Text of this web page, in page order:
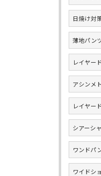
日焼け対
薄地パン
レイヤー
アシンメ
レイヤー
シアーシ
ワンドパ
ワイドシ